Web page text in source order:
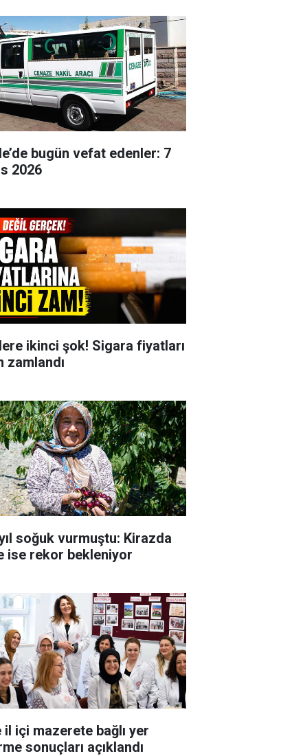
bugün vefat edenler: 7
2026
ikinci şok! Sigara fiyatları
zamlandı
soğuk vurmuştu: Kirazda
ise rekor bekleniyor
il içi mazerete bağlı yer
sonuçları açıklandı